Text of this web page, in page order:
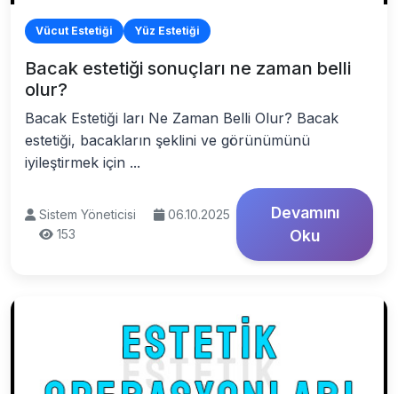
Vücut Estetiği Yüz Estetiği
Bacak estetiği sonuçları ne zaman belli
olur?
Bacak Estetiği ları Ne Zaman Belli Olur? Bacak
estetiği, bacakların şeklini ve görünümünü
iyileştirmek için ...
Sistem Yöneticisi
06.10.2025
153
Devamını
Oku